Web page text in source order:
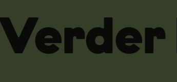
Verder